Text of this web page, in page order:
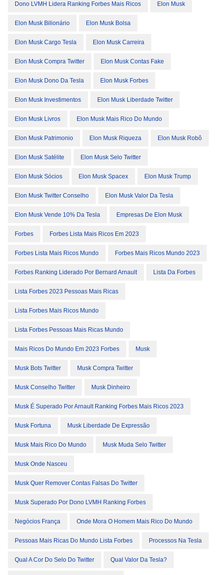
Dono LVMH Lidera Ranking Forbes Mais Ricos Elon Musk
Elon Musk Bilionário Elon Musk Bolsa
Elon Musk Cargo Tesla Elon Musk Carreira
Elon Musk Compra Twitter Elon Musk Contas Fake
Elon Musk Dono Da Tesla Elon Musk Forbes
Elon Musk Investimentos Elon Musk Liberdade Twitter
Elon Musk Livros Elon Musk Mais Rico Do Mundo
Elon Musk Patrimonio Elon Musk Riqueza Elon Musk Robô
Elon Musk Satélite Elon Musk Selo Twitter
Elon Musk Sócios Elon Musk Spacex Elon Musk Trump
Elon Musk Twitter Conselho Elon Musk Valor Da Tesla
Elon Musk Vende 10% Da Tesla Empresas De Elon Musk
Forbes Forbes Lista Mais Ricos Em 2023
Forbes Lista Mais Ricos Mundo Forbes Mais Ricos Mundo 2023
Forbes Ranking Liderado Por Bernard Arnault Lista Da Forbes
Lista Forbes 2023 Pessoas Mais Ricas
Lista Forbes Mais Ricos Mundo
Lista Forbes Pessoas Mais Ricas Mundo
Mais Ricos Do Mundo Em 2023 Forbes Musk
Musk Bots Twitter Musk Compra Twitter
Musk Conselho Twitter Musk Dinheiro
Musk É Superado Por Arnault Ranking Forbes Mais Ricos 2023
Musk Fortuna Musk Liberdade De Expressão
Musk Mais Rico Do Mundo Musk Muda Selo Twitter
Musk Onde Nasceu
Musk Quer Remover Contas Falsas Do Twitter
Musk Superado Por Dono LVMH Ranking Forbes
Negócios França Onde Mora O Homem Mais Rico Do Mundo
Pessoas Mais Ricas Do Mundo Lista Forbes Processos Na Tesla
Qual A Cor Do Selo Do Twitter Qual Valor Da Tesla?